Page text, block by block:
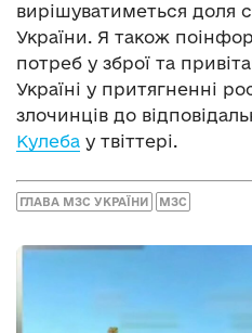
вирішуватиметься доля
України. Я також
потреб у зброї та
Україні у притягненні
злочинців до
Кулеба у твіттері.
ГЛАВА МЗС УКРАЇНИ МЗС